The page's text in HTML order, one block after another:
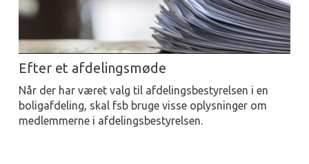
Efter et afdelingsmøde
Når der har været valg til afdelingsbestyrelsen i en
boligafdeling, skal fsb bruge visse oplysninger om
medlemmerne i afdelingsbestyrelsen.